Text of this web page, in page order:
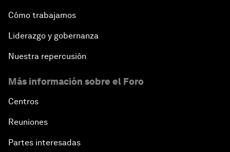
Cómo trabajamos
Liderazgo y gobernanza
Nuestra repercusión
Más información sobre el Foro
Centros
Reuniones
Partes interesadas